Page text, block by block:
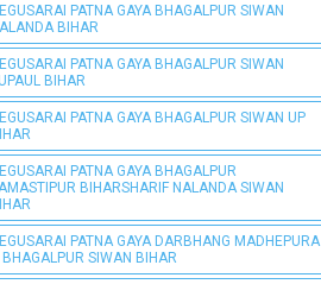
PATNA GAYA BHAGALPUR SIWAN
BIHAR
PATNA GAYA BHAGALPUR SIWAN
BIHAR
PATNA GAYA BHAGALPUR SIWAN UP
PATNA GAYA BHAGALPUR
BIHARSHARIF NALANDA SIWAN
PATNA GAYA DARBHANG MADHEPURA
SIWAN BIHAR